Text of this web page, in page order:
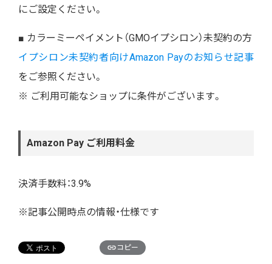
にご設定ください。
■ カラーミーペイメント（GMOイプシロン）未契約の方
イプシロン未契約者向けAmazon Payのお知らせ記事
をご参照ください。
※ ご利用可能なショップに条件がございます。
Amazon Pay ご利用料金
決済手数料：3.9%
※記事公開時点の情報・仕様です
コピー